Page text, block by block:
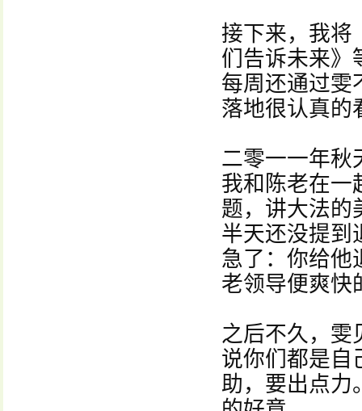
接下来，我将
们告诉未来》
每周还通过雯
落地很认真的
二零一一年秋
我和陈老在一
题，讲大法的
半天还没提到
急了：你给他
老领导便爽快
之后不久，雯
说你们都是自
助，要出点力